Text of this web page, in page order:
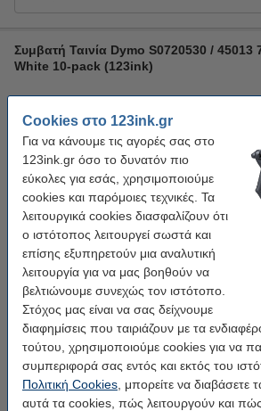
Cookies στο 123ink.gr
Για να κάνουμε τις αγορές σας στο
123ink.gr όσο το δυνατόν πιο
εύκολες για εσάς, χρησιμοποιούμε
cookies και παρόμοιες τεχνικές. Τα
λειτουργικά cookies διασφαλίζουν ότι
ο ιστότοπος λειτουργεί σωστά και
επίσης εξυπηρετούν μια αναλυτική
λειτουργία για να μας βοηθούν να
βελτιώνουμε συνεχώς τον ιστότοπο.
Στόχος μας είναι να σας δείχνουμε
διαφημίσεις που ταιριάζουν με τα
τούτου, χρησιμοποιούμε cookies για να
συμπεριφορά σας εντός και εκτός του
Πολιτική Cookies , μπορείτε να διαβάσετε
αυτά τα cookies, πώς λειτουργούν και
Συμβατή Ταινία Dymo S0720530 /
White 10-pack (123ink)
Χρήση: πολυλειτουργικό Χρώμα κειμένου:
Διαστάσεις:
Κάνε κλικ για να δεις τα χαρακτηριστικά!
Εξοικονόμησε σχεδόν40%στην ταινία!
Άμεσα διαθέσιμο
Παράγγειλε τώρα, για